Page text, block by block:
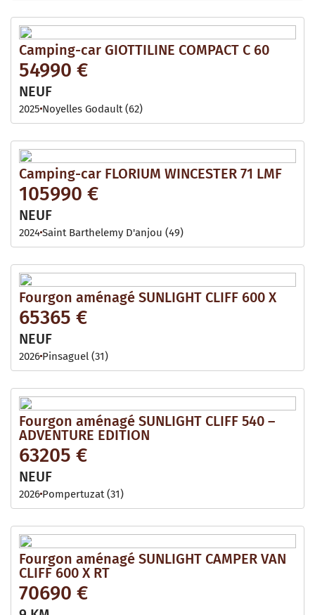
Camping-car GIOTTILINE COMPACT C 60
54990 €
NEUF
2025 Noyelles Godault (62)
Camping-car FLORIUM WINCESTER 71 LMF
105990 €
NEUF
2024Saint Barthelemy D'anjou (49)
Fourgon aménagé SUNLIGHT CLIFF 600 X
65365 €
NEUF
2026 Pinsaguel (31)
Fourgon aménagé SUNLIGHT CLIFF 540 –
ADVENTURE EDITION
63205 €
NEUF
2026 Pompertuzat (31)
Fourgon aménagé SUNLIGHT CAMPER VAN
CLIFF 600 X RT
70690 €